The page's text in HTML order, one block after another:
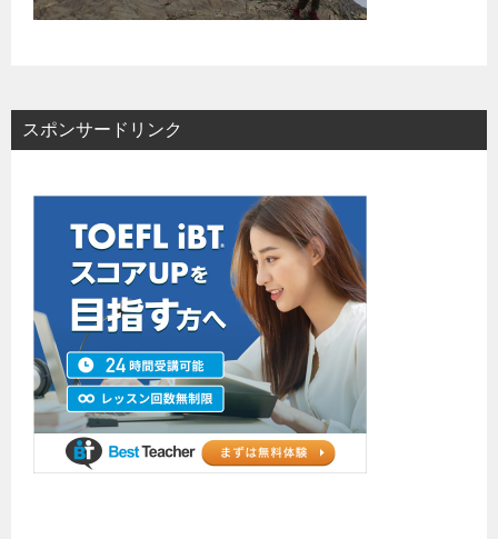
スポンサードリンク